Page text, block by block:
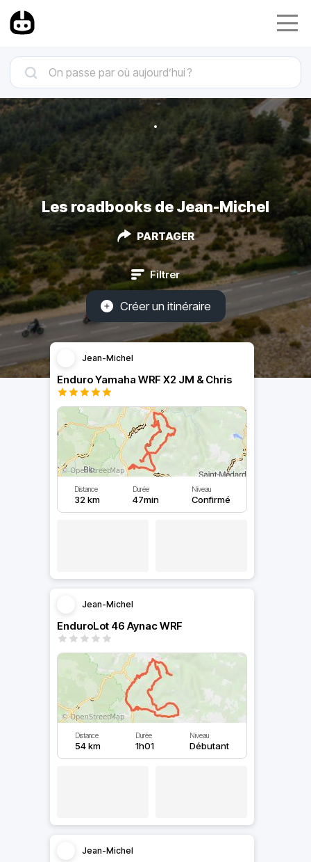
Les roadbooks de Jean-Michel
PARTAGER
Filtrer
Créer un itinéraire
Jean-Michel
Enduro Yamaha WRF X2 JM & Chris
Distance
32 km
Durée
47min
Niveau
Confirmé
Jean-Michel
EnduroLot 46 Aynac WRF
Distance
54 km
Durée
1h01
Niveau
Débutant
Jean-Michel